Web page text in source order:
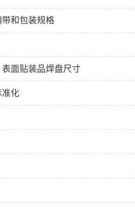
和包装规格
面贴装品焊盘尺寸
准化